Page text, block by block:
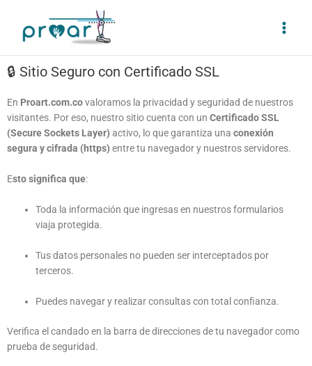
contenido
🔒 Sitio Seguro con Certificado SSL
En Proart.com.covaloramos la privacidad y seguridad de nuestros
visitantes. Por eso, nuestro sitio cuenta con un Certificado SSL
(Secure Sockets Layer) activo, lo que garantiza una conexión
segura y cifrada (https) entre tu navegador y nuestros servidores.
Esto significa que:
Toda la información que ingresas en nuestros formularios
viaja protegida.
Tus datos personales no pueden ser interceptados por
terceros.
Puedes navegar y realizar consultas con total confianza.
Verifica el candado en la barra de direcciones de tu navegador como
prueba de seguridad.